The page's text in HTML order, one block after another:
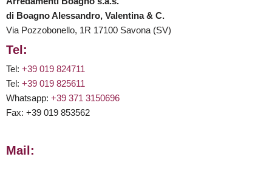
di Boagno Alessandro, Valentina & C.
Via Pozzobonello, 1R 17100 Savona (SV)
Tel:
Tel: +39 019 824711
Tel: +39 019 825611
Whatsapp: +39 371 3150696
Fax: +39 019 853562
Mail: